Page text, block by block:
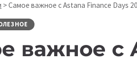
>Самое важное с Astana Finance Days
важное с